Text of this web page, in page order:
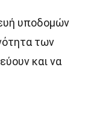
υποδομών
των
και να